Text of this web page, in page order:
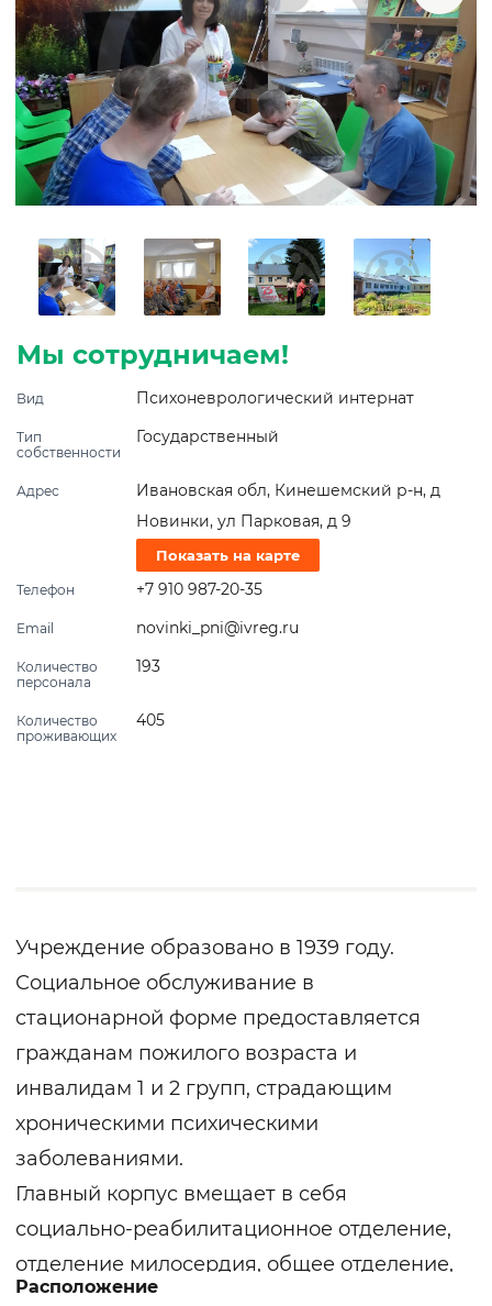
Мы сотрудничаем!
Вид Психоневрологический интернат
Тип
собственности
Государственный
Адрес
Ивановская обл, Кинешемский р-н, д
Новинки, ул Парковая, д 9
Показать на карте
Телефон +7 910 987-20-35
Email novinki_pni@ivreg.ru
Количество
персонала
193
Количество
проживающих
405
Учреждение образовано в 1939 году.
Социальное обслуживание в
стационарной форме предоставляется
гражданам пожилого возраста и
инвалидам 1 и 2 групп, страдающим
хроническими психическими
заболеваниями.
Главный корпус вмещает в себя
социально-реабилитационное отделение,
отделение милосердия, общее отделение,
приемно-карантинное отделение. Во
Расположение